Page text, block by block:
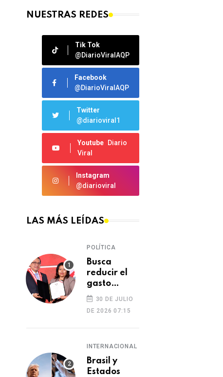
NUESTRAS REDES
Tik Tok
@DiarioViralAQP
Facebook
@DiarioViralAQP
Twitter
@diarioviral1
Youtube
Diario
Viral
Instagram
@diarioviral
LAS MÁS LEÍDAS
POLÍTICA
Busca
reducir el
gasto
excesivo del
Congreso
30 DE JULIO
DE 2026 07:15
INTERNACIONAL
Brasil y
Estados